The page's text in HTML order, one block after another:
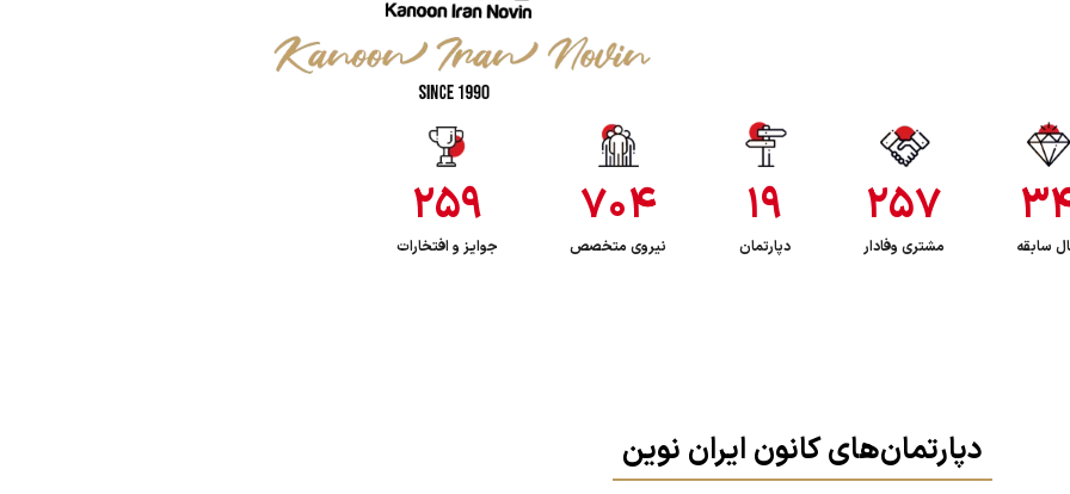
۲۵۹
جوایز و افتخارات
۷۰۴
نیروی متخصص
۱۹
دپارتمان
۲۵۷
مشتری وفادار سابقه
دپارتمان‌های کانون ایران نوین